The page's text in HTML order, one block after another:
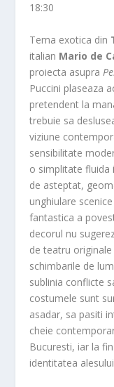
18:30
Tema exotica din
italian Mario de
proiecta asupra
Puccini plaseaza
pretendent la
trebuie sa
viziune
sensibilitate
o simplitate fluida
de asteptat,
unghiulare
fantastica a
decorul nu
de teatru
schimbarile de
sublinia conflicte
costumele sunt
asadar, sa pasiti
cheie
Bucuresti, iar la
identitatea